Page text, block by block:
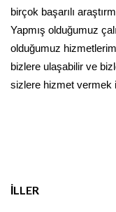
birçok başarılı
Yapmış olduğumuz
olduğumuz
bizlere ulaşabilir ve
sizlere hizmet vermek
İLLER